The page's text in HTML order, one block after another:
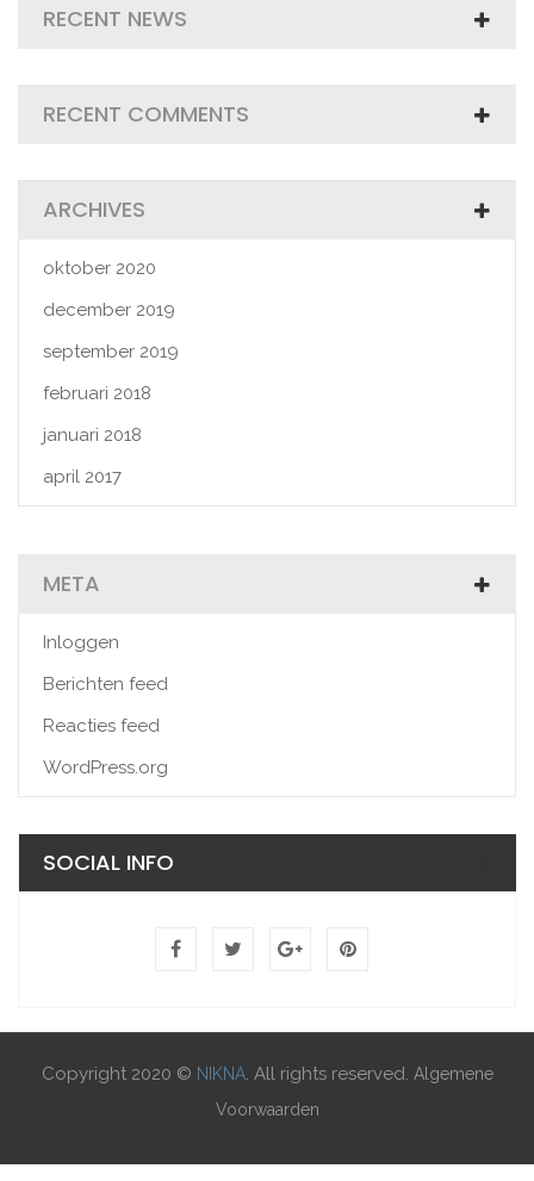
RECENT NEWS
RECENT COMMENTS
ARCHIVES
oktober 2020
december 2019
september 2019
februari 2018
januari 2018
april 2017
META
Inloggen
Berichten feed
Reacties feed
WordPress.org
SOCIAL INFO
Copyright 2020 © NIKNA. All rights reserved. Algemene
Voorwaarden